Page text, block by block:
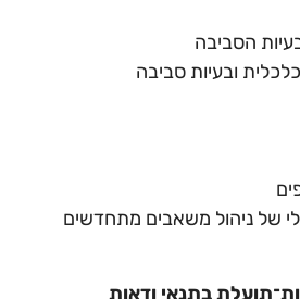
של ניהול משאבים מתחדשים
בתנאי ודאות